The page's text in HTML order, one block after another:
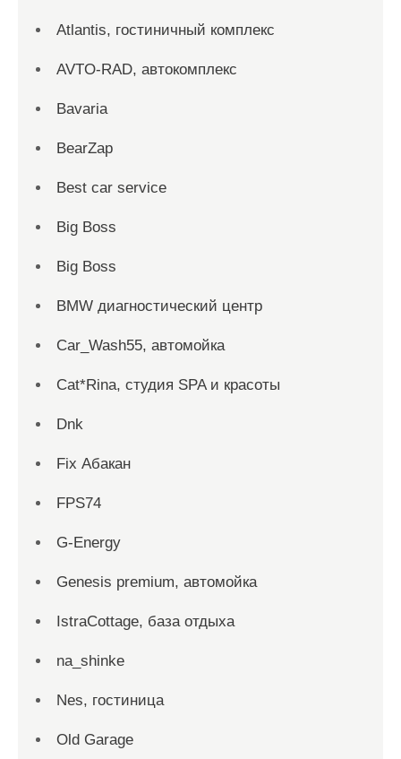
Atlantis, гостиничный комплекс
AVTO-RAD, автокомплекс
Bavaria
BearZap
Best car service
Big Boss
Big Boss
BMW диагностический центр
Car_Wash55, автомойка
Cat*Rina, студия SPA и красоты
Dnk
Fix Абакан
FPS74
G-Energy
Genesis premium, автомойка
IstraCottage, база отдыха
na_shinke
Nes, гостиница
Old Garage